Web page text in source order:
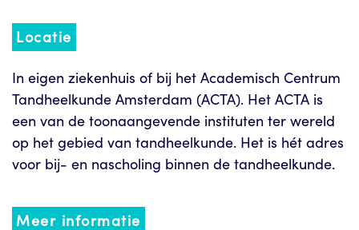
Locatie
In eigen ziekenhuis of bij het Academisch Centrum
Tandheelkunde Amsterdam (ACTA). Het ACTA is
een van de toonaangevende instituten ter wereld
op het gebied van tandheelkunde. Het is hét adres
voor bij- en nascholing binnen de tandheelkunde.
Meer informatie